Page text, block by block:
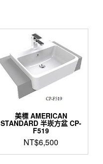
美標 AMERICAN
STANDARD 半崁方盆 CP-
F519
NT$6,500